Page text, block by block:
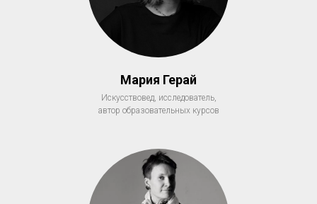
Мария Герай
Искусствовед, исследователь,
автор образовательных курсов